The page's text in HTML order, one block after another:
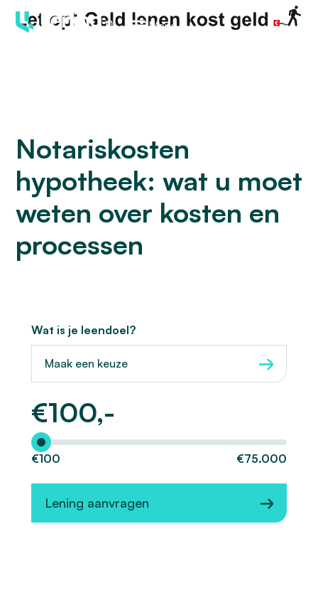
Menu
Notariskosten
hypotheek: wat u moet
weten over kosten en
processen
Wat is je leendoel?
Maak een keuze
€100,-
Hoeveel wilt u lenen?
€100 €75.000
Lening aanvragen